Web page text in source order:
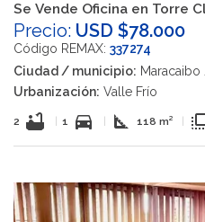
Se Vende Oficina en Torre
Precio: USD $78.000
Código REMAX: 337274
Ciudad / municipio:
Urbanización: Valle Frío
2 bathtub 1 directions_car square_foot 118 m²